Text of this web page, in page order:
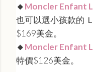
🔸Moncler Enfant
也可以選小孩款的
$169美金。
🔸Moncler Enfant
特價$126美金。